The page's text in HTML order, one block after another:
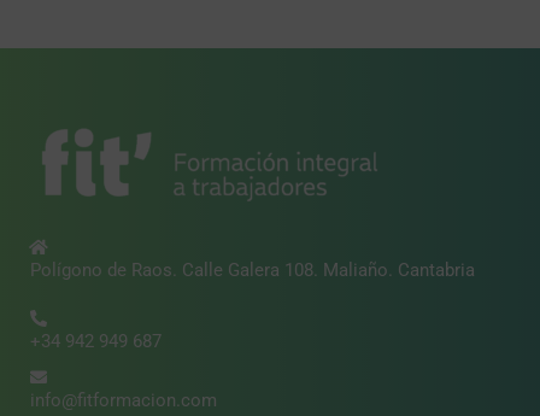
Polígono de Raos. Calle Galera 108. Maliaño. Cantabria
+34 942 949 687
info@fitformacion.com